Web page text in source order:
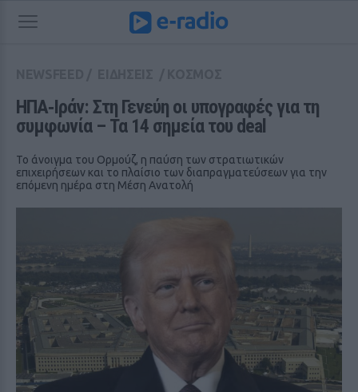
ΗΠΑ‑Ιράν: Στη Γενεύη οι υπογραφές για τη
συμφωνία – Τα 14 σημεία του deal
Το άνοιγμα του Ορμούζ, η παύση των στρατιωτικών
επιχειρήσεων και το πλαίσιο των διαπραγματεύσεων για την
επόμενη ημέρα στη Μέση Ανατολή